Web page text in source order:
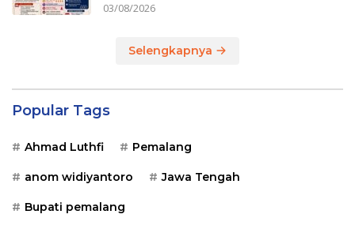
03/08/2026
Selengkapnya
Popular Tags
Ahmad Luthfi Pemalang
anom widiyantoro Jawa Tengah
Bupati pemalang